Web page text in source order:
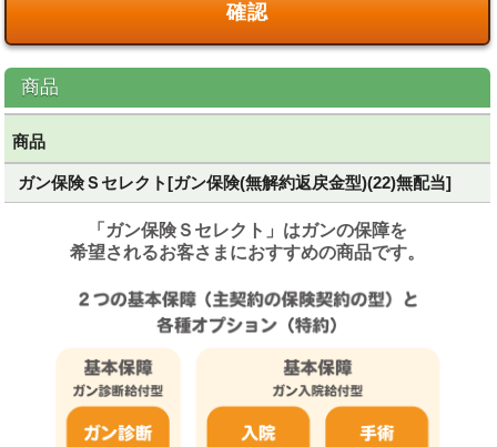
確認
商品
商品
ガン保険Ｓセレクト[ガン保険(無解約返戻金型)(22)無配当]
「ガン保険Ｓセレクト」はガンの保障を
希望されるお客さまにおすすめの商品です。